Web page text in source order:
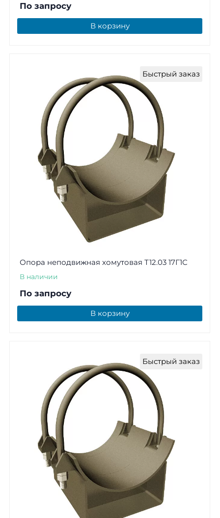
По запросу
В корзину
Быстрый заказ
Опора неподвижная хомутовая Т12.03 17Г1С
В наличии
По запросу
В корзину
Быстрый заказ